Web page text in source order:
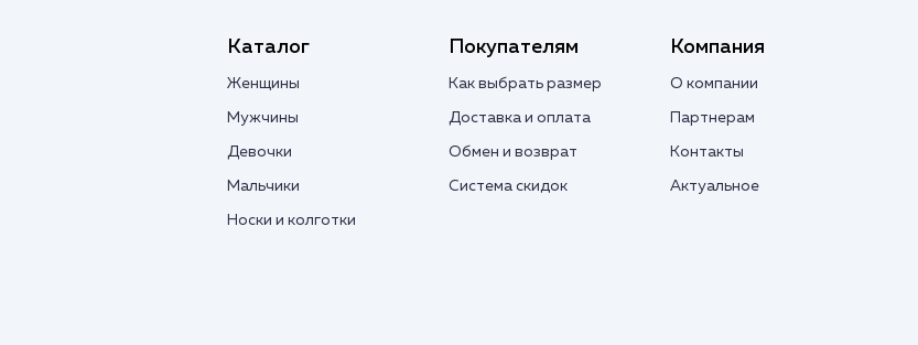
Каталог
Женщины
Мужчины
Девочки
Мальчики
Носки и колготки
Покупателям
Как выбрать размер
Доставка и оплата
Обмен и возврат
Система скидок
Компания
О компании
Партнерам
Контакты
Актуальное